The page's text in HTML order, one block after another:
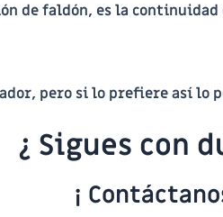
de faldón, es la continuidad
pero si lo prefiere así lo
¿ Sigues con
¡